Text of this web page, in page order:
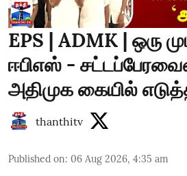
EPS | ADMK | ஒரு
ஈபிஎஸ் -
அதிமுக கையில்
thanthitv
Published on: 06 Aug 2026, 4:35 am